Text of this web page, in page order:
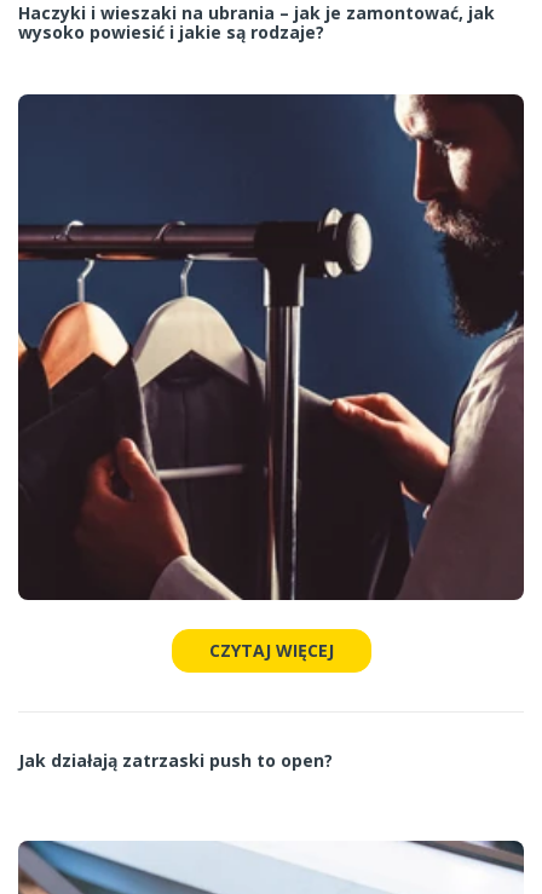
Haczyki i wieszaki na ubrania – jak je zamontować, jak
wysoko powiesić i jakie są rodzaje?
CZYTAJ WIĘCEJ
Jak działają zatrzaski push to open?